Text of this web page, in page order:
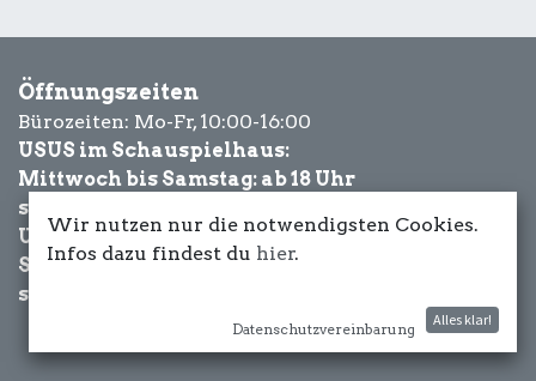
Öffnungszeiten
Bürozeiten: Mo-Fr, 10:00-16:00
USUS im Schauspielhaus:
Mittwoch bis Samstag: ab 18 Uhr
sowie Eventbezogen.
USUS am Wasser:
Schönwetter-
sowie Eventbezogen.
Wir nutzen nur die notwendigsten Cookies.
Infos dazu findest du hier.
Datenschutzvereinbarung
Alles klar!